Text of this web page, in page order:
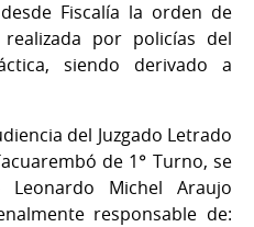
Fiscalía la orden de
por policías del
siendo derivado a
del Juzgado Letrado
de 1° Turno, se
Michel Araujo
responsable de: